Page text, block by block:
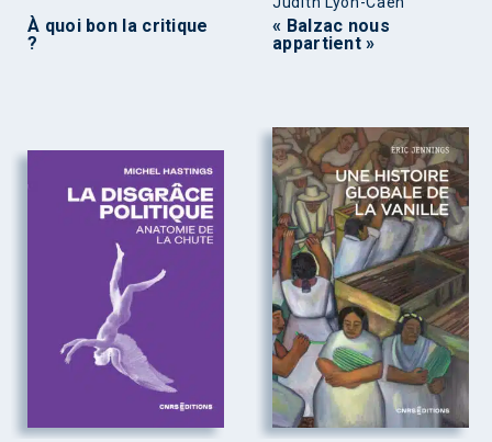
À quoi bon la critique
?
« Balzac nous
appartient »